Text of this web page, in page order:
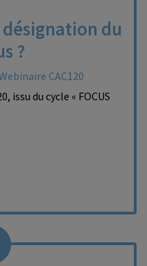
désignation du
?
CAC120
issu du cycle « FOCUS